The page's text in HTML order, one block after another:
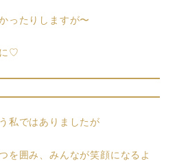
ったりしますが〜
♡
私ではありましたが
を囲み、みんなが笑顔になるよ